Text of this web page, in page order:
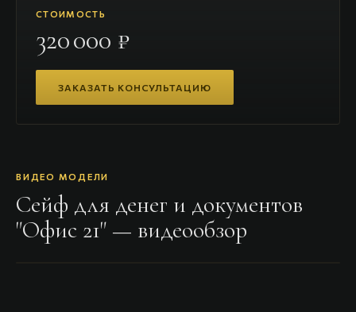
СТОИМОСТЬ
320 000 ₽
ЗАКАЗАТЬ КОНСУЛЬТАЦИЮ
ВИДЕО МОДЕЛИ
Сейф для денег и документов
"Офис 21" — видеообзор